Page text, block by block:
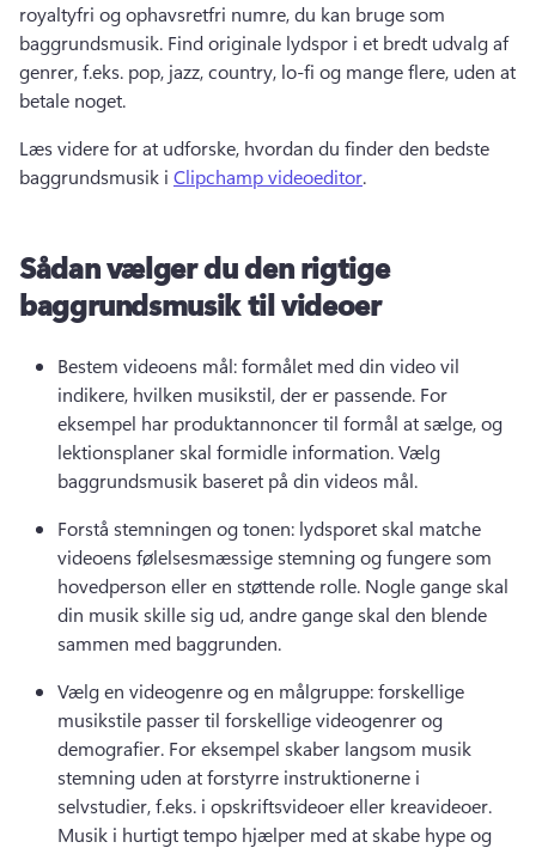
royaltyfri og ophavsretfri numre, du kan bruge som
baggrundsmusik. Find originale lydspor i et bredt udvalg af
genrer, f.eks. pop, jazz, country, lo-fi og mange flere, uden at
betale noget.
Læs videre for at udforske, hvordan du finder den bedste
baggrundsmusik i Clipchamp videoeditor.
Sådan vælger du den rigtige
baggrundsmusik til videoer
Bestem videoens mål: formålet med din video vil
indikere, hvilken musikstil, der er passende. For
eksempel har produktannoncer til formål at sælge, og
lektionsplaner skal formidle information. Vælg
baggrundsmusik baseret på din videos mål.
Forstå stemningen og tonen: lydsporet skal matche
videoens følelsesmæssige stemning og fungere som
hovedperson eller en støttende rolle. Nogle gange skal
din musik skille sig ud, andre gange skal den blende
sammen med baggrunden.
Vælg en videogenre og en målgruppe: forskellige
musikstile passer til forskellige videogenrer og
demografier. For eksempel skaber langsom musik
stemning uden at forstyrre instruktionerne i
Musik i hurtigt tempo hjælper med at skabe hype og